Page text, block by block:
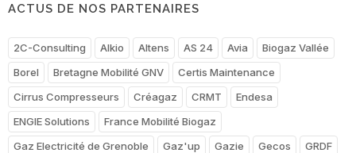
ACTUS DE NOS PARTENAIRES
2C-Consulting Alkio Altens AS 24 Avia
Biogaz Vallée
Borel
Bretagne Mobilité GNV
Certis Maintenance
Cirrus Compresseurs
Créagaz CRMT
Endesa
ENGIE Solutions
France Mobilité Biogaz
Gaz Electricité de Grenoble
Gaz'up Gazie Gecos
GRDF